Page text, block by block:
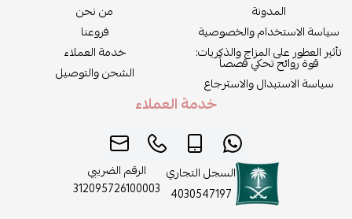
المدونة
سياسة الاستخدام والخصوصية
تأثير العطور على المزاج والذكريات:
قوة روائح تحكي قصصاً
سياسة الاستبدال والاسترجاع
من نحن
فروعنا
خدمة العملاء
الشحن والتوصيل
خدمة العملاء
السجل التجاري
4030547197
الرقم الضريبي
312095726100003